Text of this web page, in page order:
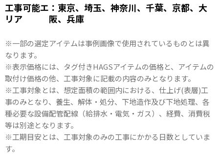
工事可能エ
リア
：東京、埼玉、神奈川、千葉、京都、大
阪、兵庫
※一部の選定アイテムは事例画像で使用されているものとは異
なります。
※表示価格には、タグ付きHAGSアイテムの価格と、アイテムの
取付け価格の他、工事対象に記載の内容のみとなります。
※工事対象とは、想定面積の範囲内における、仕上げ(表層)工
事のみとなり、養生、解体・処分、下地造作及び下地処理、各
種必要な設備配管配線（給排水・電気・ガス）、経費、消費税
等は別途となります。
※工期目安とは、工事対象のみの工事にかかる日数としていま
す。